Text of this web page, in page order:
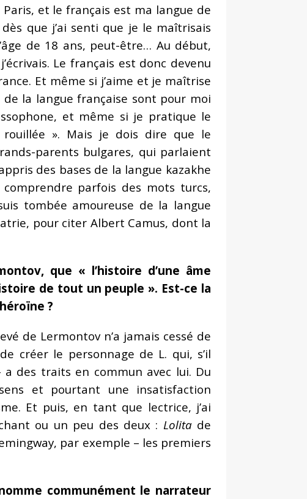
Paris, et le français est ma langue de
que j’ai senti que je le maîtrisais
de 18 ans, peut-être… Au début,
Le français est donc devenu
Et même si j’aime et je maîtrise
la langue française sont pour moi
et même si je pratique le
». Mais je dois dire que le
parents bulgares, qui parlaient
des bases de la langue kazakhe
parfois des mots turcs,
tombée amoureuse de la langue
pour citer Albert Camus, dont la
que « l’histoire d’une âme
de tout un peuple ». Est-ce la
?
de Lermontov n’a jamais cessé de
créer le personnage de L. qui, s’il
des traits en commun avec lui. Du
et pourtant une insatisfaction
Et puis, en tant que lectrice, j’ai
ou un peu des deux : Lolita de
par exemple – les premiers
communément le narrateur